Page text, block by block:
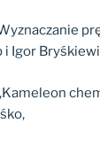
i Igor